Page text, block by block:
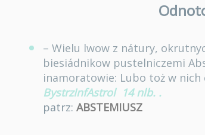
– Wielu lwow z nátury,
biesiádnikow pustelniczemi
inamoratowie: Lubo toż w nich
BystrzInfAstrol 14 nlb. .
patrz: ABSTEMIUSZ